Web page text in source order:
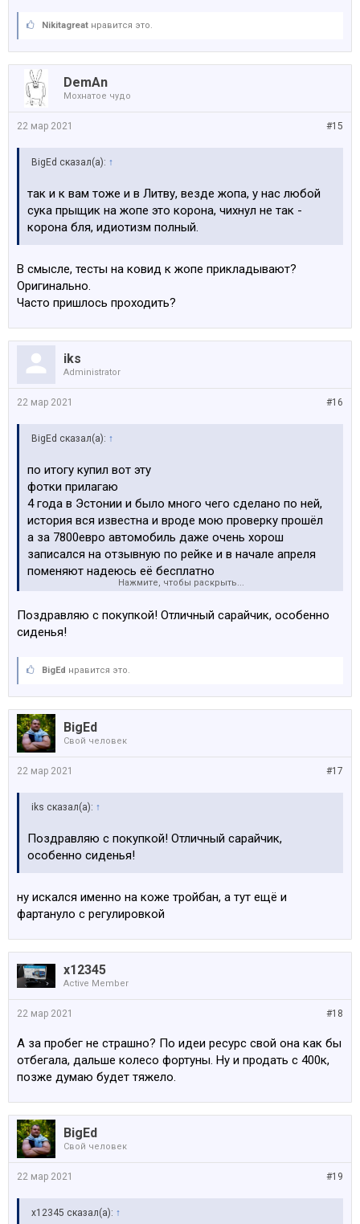
Nikitagreat нравится это.
DemAn
Мохнатое чудо
#15
22 мар 2021
BigEd сказал(а): ↑
так и к вам тоже и в Литву, везде жопа, у нас любой
сука прыщик на жопе это корона, чихнул не так -
корона бля, идиотизм полный.
В смысле, тесты на ковид к жопе прикладывают?
Оригинально.
Часто пришлось проходить?
iks
Administrator
#16
22 мар 2021
BigEd сказал(а): ↑
по итогу купил вот эту
фотки прилагаю
4 года в Эстонии и было много чего сделано по ней,
история вся известна и вроде мою проверку прошёл
а за 7800евро автомобиль даже очень хорош
записался на отзывную по рейке и в начале апреля
поменяют надеюсь её бесплатно
Нажмите, чтобы раскрыть...
Поздравляю с покупкой! Отличный сарайчик, особенно
сиденья!
BigEd нравится это.
BigEd
Свой человек
#17
22 мар 2021
iks сказал(а): ↑
Поздравляю с покупкой! Отличный сарайчик,
особенно сиденья!
ну искался именно на коже тройбан, а тут ещё и
фартануло с регулировкой
x12345
Active Member
#18
22 мар 2021
А за пробег не страшно? По идеи ресурс свой она как бы
отбегала, дальше колесо фортуны. Ну и продать с 400к,
позже думаю будет тяжело.
BigEd
Свой человек
#19
22 мар 2021
x12345 сказал(а): ↑